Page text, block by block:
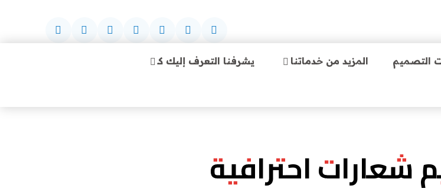
التصميم المزيد من خدماتنا يشرفنا التعرف إليك كـ
احترافية